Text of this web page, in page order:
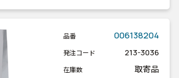
品番 006138204
発注コード 213-3036
在庫数 取寄品